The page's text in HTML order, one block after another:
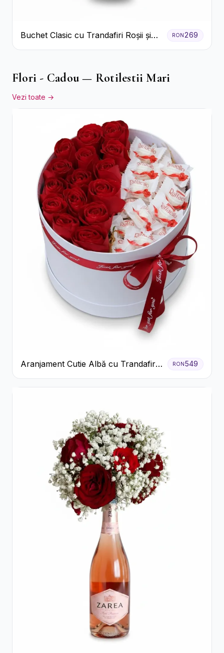
Buchet Clasic cu Trandafiri Roșii și
Crizanteme Albe
RON269
Flori - Cadou — Rotilestii Mari
Vezi toate →
Aranjament Cutie Albă cu Trandafiri
Roșii și Raffaello
RON549